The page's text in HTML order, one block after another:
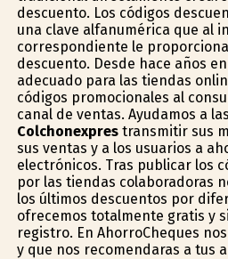
descuento. Los códigos
una clave alfanumérica que al
correspondiente le
descuento. Desde hace años
adecuado para las tiendas
códigos promocionales al
canal de ventas. Ayudamos a
Colchonexprestransmitir sus
sus ventas y a los usuarios a
electrónicos. Tras publicar los
por las tiendas colaboradoras
los últimos descuentos por
ofrecemos totalmente gratis y
registro. En AhorroCheques
y que nos recomendaras a tus